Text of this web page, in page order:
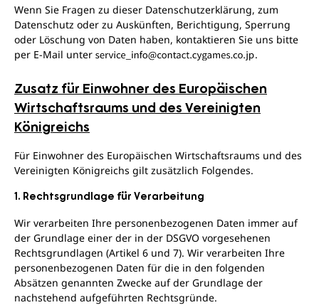
Wenn Sie Fragen zu dieser Datenschutzerklärung, zum
Datenschutz oder zu Auskünften, Berichtigung, Sperrung
oder Löschung von Daten haben, kontaktieren Sie uns bitte
per E-Mail unter
.
Zusatz für Einwohner des Europäischen
Wirtschaftsraums und des Vereinigten
Königreichs
Für Einwohner des Europäischen Wirtschaftsraums und des
Vereinigten Königreichs gilt zusätzlich Folgendes.
1. Rechtsgrundlage für Verarbeitung
Wir verarbeiten Ihre personenbezogenen Daten immer auf
der Grundlage einer der in der DSGVO vorgesehenen
Rechtsgrundlagen (Artikel 6 und 7). Wir verarbeiten Ihre
personenbezogenen Daten für die in den folgenden
Absätzen genannten Zwecke auf der Grundlage der
nachstehend aufgeführten Rechtsgründe.